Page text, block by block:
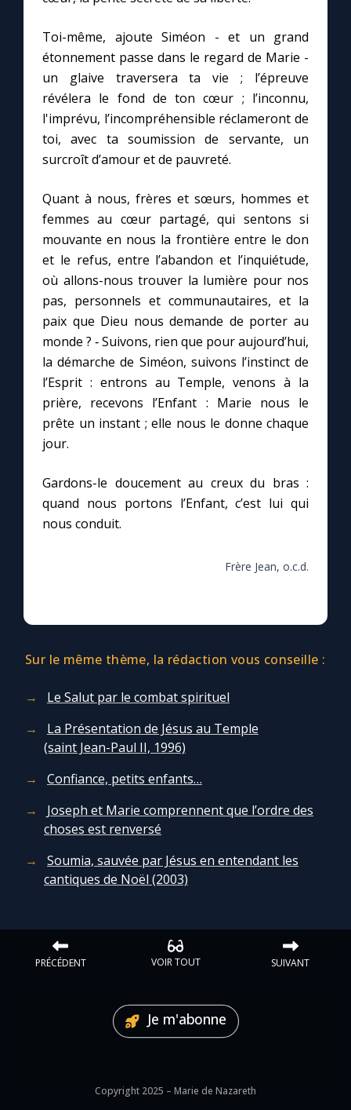
Toi-même, ajoute Siméon - et un grand
étonnement passe dans le regard de Marie -
un glaive traversera ta vie ; l’épreuve
révélera le fond de ton cœur ; l’inconnu,
l'imprévu, l’incompréhensible réclameront de
toi, avec ta soumission de servante, un
surcroît d’amour et de pauvreté.
Quant à nous, frères et sœurs, hommes et
femmes au cœur partagé, qui sentons si
mouvante en nous la frontière entre le don
et le refus, entre l’abandon et l’inquiétude,
où allons-nous trouver la lumière pour nos
pas, personnels et communautaires, et la
paix que Dieu nous demande de porter au
monde ? ‑ Suivons, rien que pour aujourd’hui,
la démarche de Siméon, suivons l’instinct de
l’Esprit : entrons au Temple, venons à la
prière, recevons l’Enfant : Marie nous le
prête un instant ; elle nous le donne chaque
jour.
Gardons-le doucement au creux du bras :
quand nous portons l’Enfant, c’est lui qui
nous conduit.
Frère Jean, o.c.d.
Sur le même thème, la rédaction vous conseille :
Le Salut par le combat spirituel
La Présentation de Jésus au Temple
(saint Jean-Paul II, 1996)
Confiance, petits enfants…
Joseph et Marie comprennent que l’ordre des
choses est renversé
Soumia, sauvée par Jésus en entendant les
cantiques de Noël (2003)
PRÉCÉDENT VOIR TOUT SUIVANT
Je m'abonne
Copyright 2025 – Marie de Nazareth